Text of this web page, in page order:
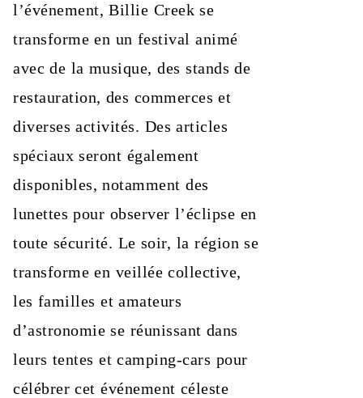
l’événement, Billie Creek se
transforme en un festival animé
avec de la musique, des stands de
restauration, des commerces et
diverses activités. Des articles
spéciaux seront également
disponibles, notamment des
lunettes pour observer l’éclipse en
toute sécurité. Le soir, la région se
transforme en veillée collective,
les familles et amateurs
d’astronomie se réunissant dans
leurs tentes et camping-cars pour
célébrer cet événement céleste